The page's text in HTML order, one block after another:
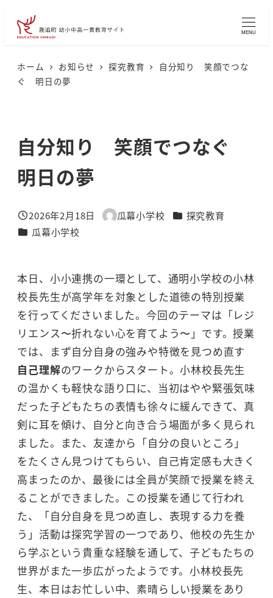
MENU
ホーム お知らせ 探究教育
自分知り 笑顔でつな
ぐ 明日の夢
自分知り 笑顔でつなぐ
明日の夢
投稿日
2026年2月18日
著
瓜幕小学校 カテゴリー
探究教育
カテゴリー
瓜幕小学校
本日、小小連携の一環として、通明小学校の小林
校長先生が高学年を対象とした道徳の特別授業
を行ってくださいました。今回のテーマは「レジ
リエンス〜折れない心を育てよう〜」です。授業
では、まず自分自身の強みや特徴を見つめ直す
自己理解のワークからスタート。小林校長先生
の温かくも軽快な語り口に、当初はやや緊張気味
だった子どもたちの表情も徐々に緩んできて、真
剣に耳を傾け、自分と向き合う場面が多く見られ
ました。また、友達から「自分の良いところ」
をたくさん見つけてもらい、自己肯定感も大きく
高まったのか、最後には全員が笑顔で授業を終え
ることができました。この授業を通じて行われ
た、「自分自身を見つめ直し、表現する力を養
う」活動は探究学習の一つであり、他校の先生か
ら学ぶという貴重な経験を通して、子どもたちの
世界がまた一歩広がったようです。小林校長先
生、本日はお忙しい中、素晴らしい授業をあり